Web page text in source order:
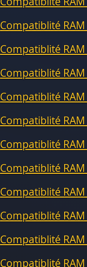
Compatiblité RAM
Compatiblité RAM
Compatiblité RAM
Compatiblité RAM
Compatiblité RAM
Compatiblité RAM
Compatiblité RAM
Compatiblité RAM
Compatiblité RAM
Compatiblité RAM
Compatiblité RAM